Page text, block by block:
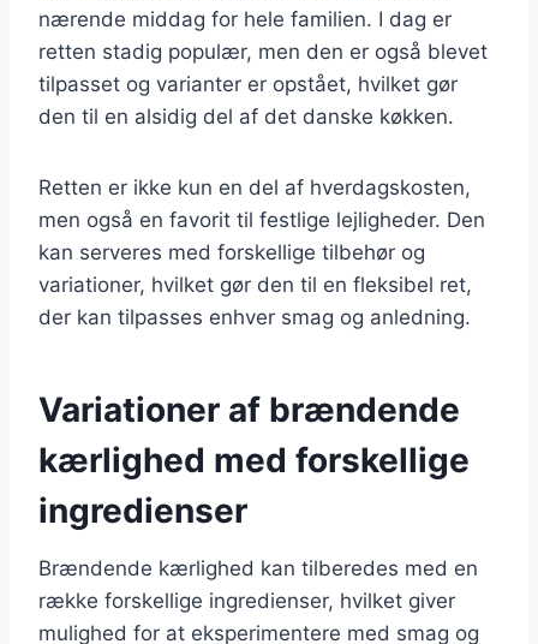
nærende middag for hele familien. I dag er
retten stadig populær, men den er også blevet
tilpasset og varianter er opstået, hvilket gør
den til en alsidig del af det danske køkken.
Retten er ikke kun en del af hverdagskosten,
men også en favorit til festlige lejligheder. Den
kan serveres med forskellige tilbehør og
variationer, hvilket gør den til en fleksibel ret,
der kan tilpasses enhver smag og anledning.
Variationer af brændende
kærlighed med forskellige
ingredienser
Brændende kærlighed kan tilberedes med en
række forskellige ingredienser, hvilket giver
mulighed for at eksperimentere med smag og